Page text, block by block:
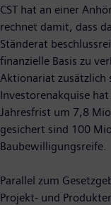
CST hat an einer
rechnet damit, dass
Ständerat
finanzielle Basis zu
Aktionariat zusätzlich
Investorenakquise
Jahresfrist um 7,8
gesichert sind 100
Baubewilligungsreife.
Parallel zum
Projekt- und